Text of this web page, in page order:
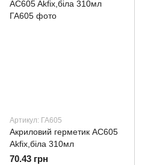
Артикул: ГА605
Акриловий герметик AC605
Akfix,біла 310мл
70.43 грн